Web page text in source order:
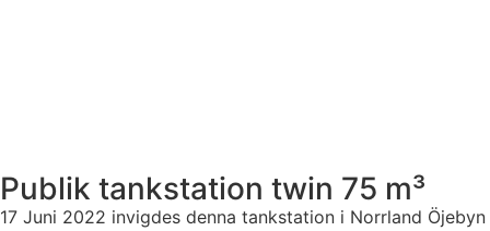
Publik tankstation twin 75 m³
17 Juni 2022 invigdes denna tankstation i Norrland Öjebyn